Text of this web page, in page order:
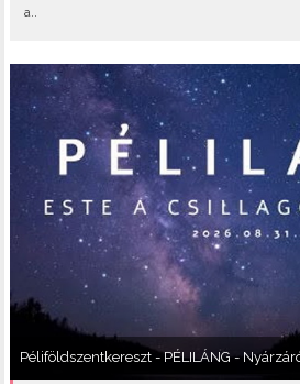
a..
Péliföldszentkereszt - PÉLILÁNG -